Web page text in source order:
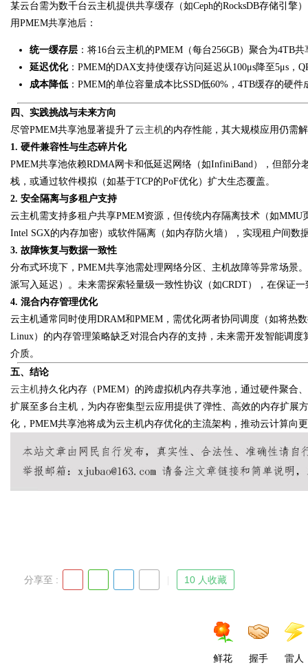
某云台需为数千台云主机提供共享缓存（如Ceph的RocksDB存储引擎
用PMEM共享池后：
统一缓存层 ：将16台云主机的PMEM（每台256GB）聚合为4TB
延迟优化：PMEM的DAX支持使缓存访问延迟从100μs降至5μs，
成本降低 ：PMEM的单位容量成本比SSD低60%，4TB缓存的硬
四、实践挑战与未来方向
尽管PMEM共享池显著提升了云主机的内存性能，其大规模应用仍需
1. 硬件兼容性与生态碎片化
PMEM共享池依赖RDMA网卡和低延迟网络（如InfiniBand），但部
栈，或通过软件模拟（如基于TCP的PoF优化）扩大生态覆盖。
2. 安全隔离与多租户支持
云主机需支持多租户共享PMEM资源，但传统内存隔离技术（如
Intel SGX的内存加密）或软件隔离（如内存防火墙），实现租户间数
3. 故障恢复与数据一致性
分布式环境下，PMEM共享池需处理网络分区、主机故障等异常场景
派写入延迟）。未来需探索轻量级一致性协议（如CRDT），在保证
4. 混合内存管理优化
云主机通常同时使用DRAM和PMEM，需优化两者协同调度（如将热
Linux）的内存管理策略缺乏对混合内存的支持，未来需开发智能调
介质。
五、结论
云主机持久化内存（PMEM）的跨虚拟机内存共享池，通过硬件聚合
扩展至多台主机，为内存密集型云应用提供了弹性、高效的内存扩展
化，PMEM共享池将成为云主机内存优化的主流架构，推动云计算向
分享至 : 10 人收藏
鲜花 握手 雷人